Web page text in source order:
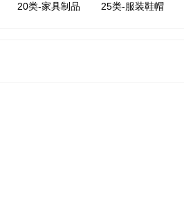
20类-家具制品 25类-服装鞋帽